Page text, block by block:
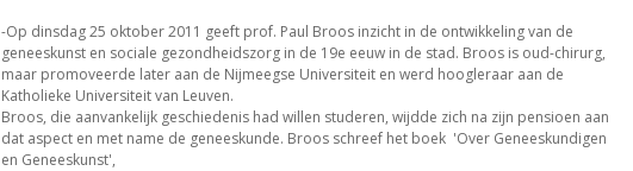
-Op dinsdag 25 oktober 2011 geeft prof. Paul Broos inzicht in de ontwikkeling van de
geneeskunst en sociale gezondheidszorg in de 19e eeuw in de stad. Broos is oud-chirurg,
maar promoveerde later aan de Nijmeegse Universiteit en werd hoogleraar aan de
Katholieke Universiteit van Leuven.
Broos, die aanvankelijk geschiedenis had willen studeren, wijdde zich na zijn pensioen aan
dat aspect en met name de geneeskunde. Broos schreef het boek 'Over Geneeskundigen
en Geneeskunst',